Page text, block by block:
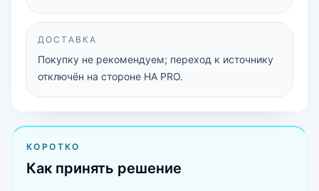
ДОСТАВКА
Покупку не рекомендуем; переход к источнику
отключён на стороне HA PRO.
КОРОТКО
Как принять решение